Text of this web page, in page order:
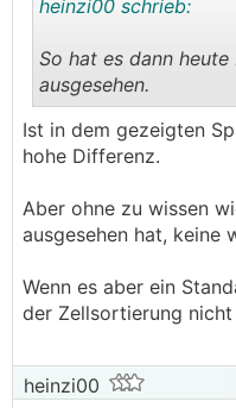
heinzi00 schrieb:
So hat es dann
ausgesehen.
Die Batterie ist aber
wurde nur geladen.
Werde mir jetzt eine
kaufen, da ich ein
bekommen habe und
gutes Angebot ist.
Ist in dem gezeigten
hohe Differenz.
Aber ohne zu wissen
ausgesehen hat, keine
Wenn es aber ein
der Zellsortierung
heinzi00